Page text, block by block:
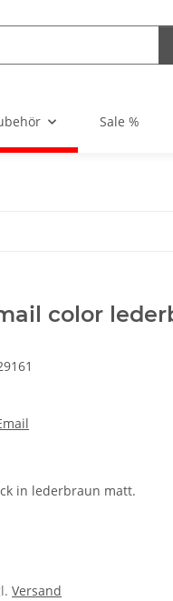
Sale %
color
in lederbraun matt.
Versand